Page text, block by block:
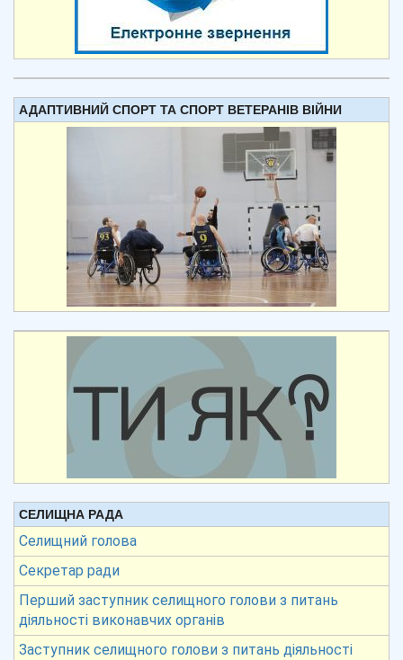
АДАПТИВНИЙ СПОРТ ТА СПОРТ ВЕТЕРАНІВ ВІЙНИ
СЕЛИЩНА РАДА
Селищний голова
Секретар ради
Перший заступник селищного голови з питань
діяльності виконавчих органів
Заступник селищного голови з питань діяльності